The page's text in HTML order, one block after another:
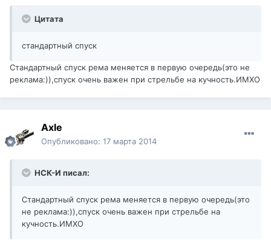
Цитата
стандартный спуск
Стандартный спуск рема меняется в первую очередь(это не
реклама:)),спуск очень важен при стрельбе на кучность.ИМХО
Axle
Опубликовано: 17 марта 2014
НСК-И писал:
Стандартный спуск рема меняется в первую очередь(это
не реклама:)),спуск очень важен при стрельбе на
кучность.ИМХО